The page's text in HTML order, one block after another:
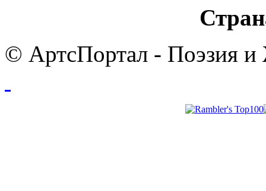
© АртсПортал - Поэзия